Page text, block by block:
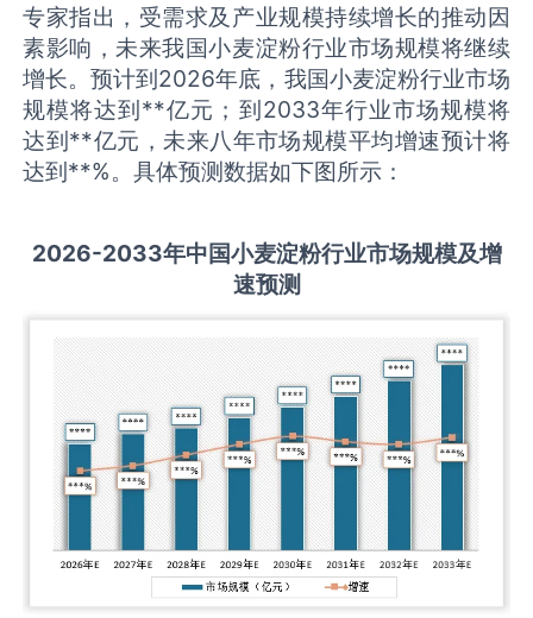
专家指出，受需求及产业规模持续增长的推动因
素影响，未来我国小麦淀粉行业市场规模将继续
增长。预计到2026年底，我国小麦淀粉行业市场
规模将达到**亿元；到2033年行业市场规模将
达到**亿元，未来八年市场规模平均增速预计将
达到**%。具体预测数据如下图所示：
2026-2033年中国小麦淀粉行业市场规模及增
速预测